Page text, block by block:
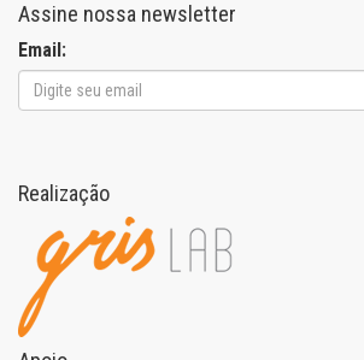
Assine nossa newsletter
Email:
Realização